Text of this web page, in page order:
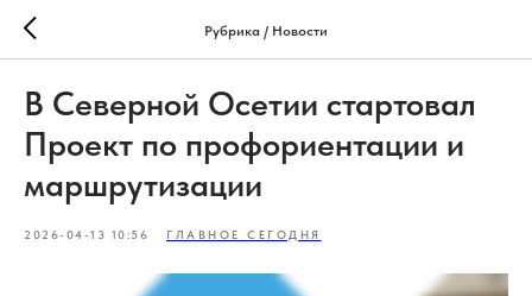
Рубрика / Новости
В Северной Осетии стартовал
Проект по профориентации и
маршрутизации
2026-04-13 10:56 ГЛАВНОЕ СЕГОДНЯ